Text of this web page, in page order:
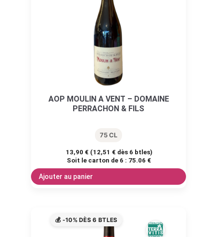
AOP MOULIN A VENT – DOMAINE
PERRACHON & FILS
75 CL
13,90 € (12,51 € dès 6 btles)
Soit le carton de 6 : 75.06 €
Ajouter au panier
💰 -10% DÈS 6 BTLES